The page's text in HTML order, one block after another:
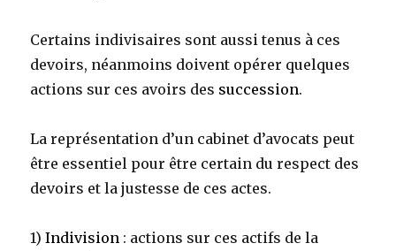
Certains indivisaires sont aussi tenus à ces
devoirs, néanmoins doivent opérer quelques
actions sur ces avoirs des succession.
La représentation d’un cabinet d’avocats peut
être essentiel pour être certain du respect des
devoirs et la justesse de ces actes.
1)Indivision : actions sur ces actifs de la